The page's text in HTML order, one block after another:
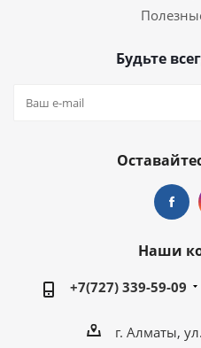
Будьте
Наши
+7(727) 339-59-09
г. Алматы,